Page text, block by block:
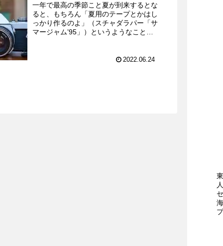
一年で最高の季節こと夏が到来するとな
ると、もちろん「夏用のテープとかはし
っかり作るのよ」（スチャダラパー「サ
マージャム’95」）というようなことを
2022.06.24